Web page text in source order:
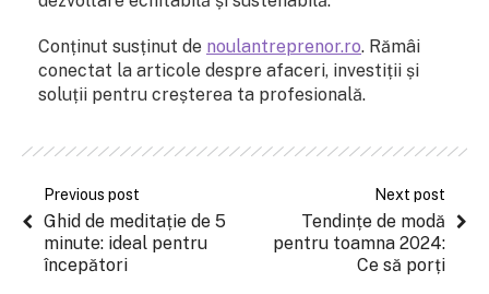
Conținut susținut de noulantreprenor.ro. Rămâi
conectat la articole despre afaceri, investiții și
soluții pentru creșterea ta profesională.
Previous post
Ghid de meditație de 5
minute: ideal pentru
începători
Next post
Tendințe de modă
pentru toamna 2024:
Ce să porți